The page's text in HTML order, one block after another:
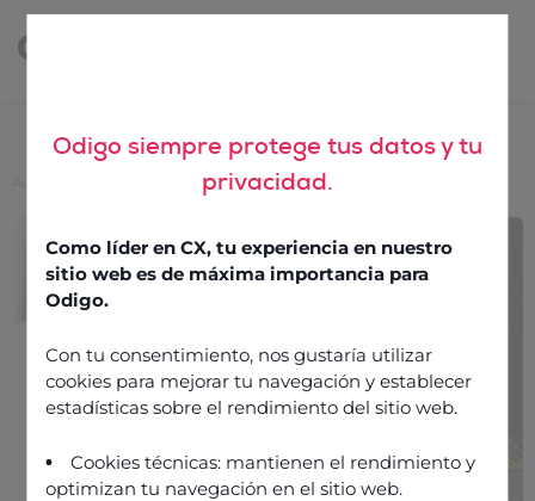
Odigo siempre protege tus datos y tu
privacidad.
Como líder en CX, tu experiencia en nuestro
sitio web es de máxima importancia para
Odigo.
Con tu consentimiento, nos gustaría utilizar
cookies para mejorar tu navegación y establecer
estadísticas sobre el rendimiento del sitio web.
Cookies técnicas: mantienen el rendimiento y
optimizan tu navegación en el sitio web.
L’empathie, la clé d’une expérience client réussie
L’empathie, la clé d’une
expérience client réussie
4 janvier 2022